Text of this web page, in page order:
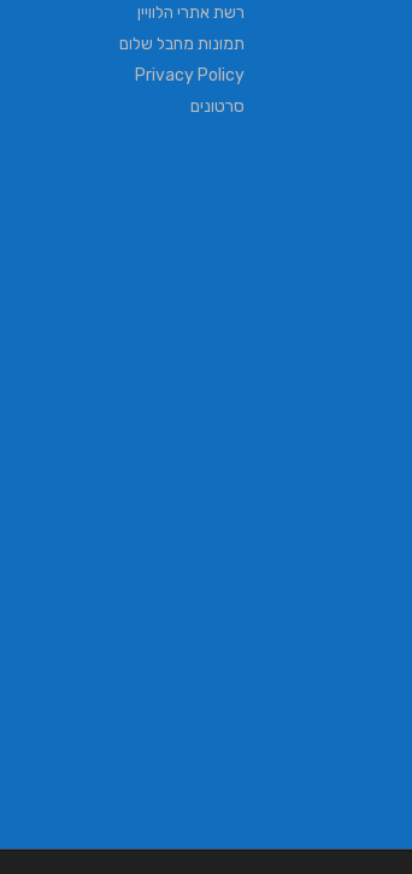
רשת אתרי הלוויין
תמונות מחבל שלום
Privacy Policy
סרטונים